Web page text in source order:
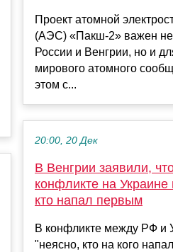
Проект атомной
(АЭС) «Пакш-2» важен не
России и Венгрии, но и
мирового атомного
этом с...
20:00, 20 Дек
В Венгрии заявили,
конфликте на Украине
кто напал первым
В конфликте между РФ и
"неясно, кто на кого